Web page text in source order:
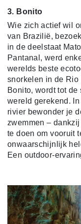
3. Bonito
Wie zich actief wil
van Brazilië,
in de deelstaat
Pantanal, werd
werelds beste
snorkelen in de Rio
Bonito, wordt tot
wereld gerekend.
rivier bewonder je
zwemmen –
te doen om vooruit
onwaarschijnlijk
Een outdoor-